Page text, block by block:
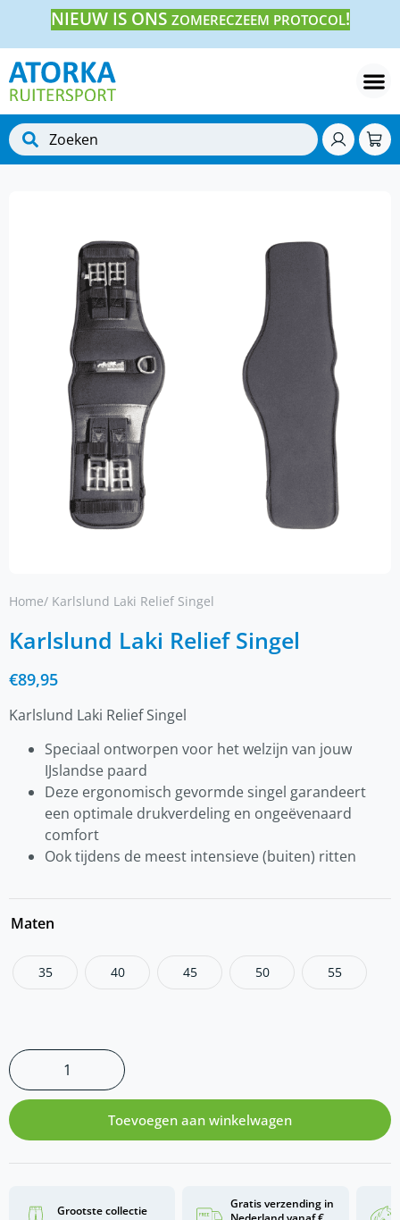
NIEUW IS ONS ZOMERECZEEM PROTOCOL!
Home/ Karlslund Laki Relief Singel
Karlslund Laki Relief Singel
€89,95
Karlslund Laki Relief Singel
Speciaal ontworpen voor het welzijn van jouw
IJslandse paard
Deze ergonomisch gevormde singel garandeert
een optimale drukverdeling en ongeëvenaard
comfort
Ook tijdens de meest intensieve (buiten) ritten
Maten
35 40 45 50 55
Toevoegen aan winkelwagen
Grootste collectie
Gratis verzending in